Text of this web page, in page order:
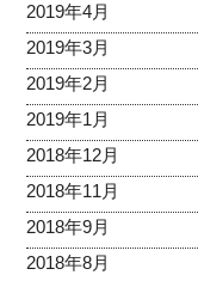
2019年4月
2019年3月
2019年2月
2019年1月
2018年12月
2018年11月
2018年9月
2018年8月